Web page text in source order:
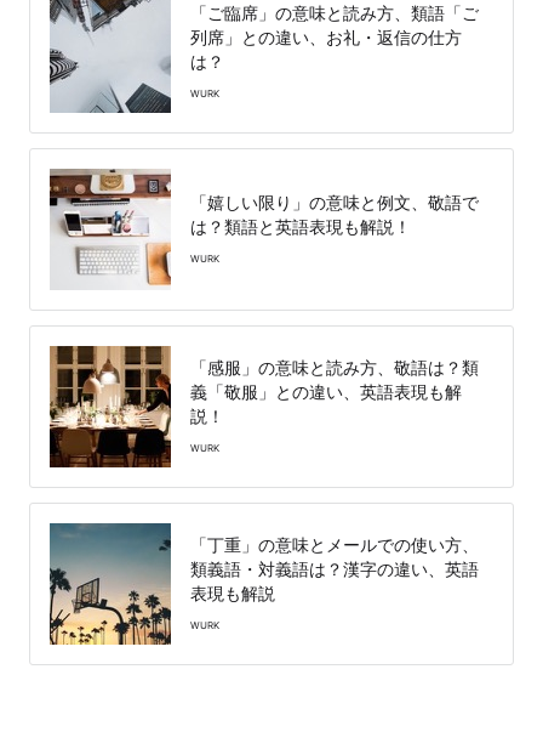
「ご臨席」の意味と読み方、類語「ご
列席」との違い、お礼・返信の仕方
は？
WURK
「嬉しい限り」の意味と例文、敬語で
は？類語と英語表現も解説！
WURK
「感服」の意味と読み方、敬語は？類
義「敬服」との違い、英語表現も解
説！
WURK
「丁重」の意味とメールでの使い方、
類義語・対義語は？漢字の違い、英語
表現も解説
WURK